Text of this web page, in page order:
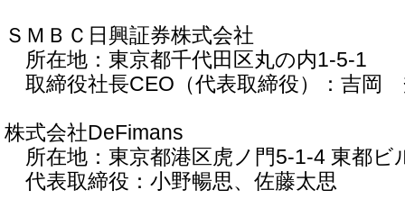
ＳＭＢＣ日興証券株式会社
所在地：東京都千代田区丸の内1-5-1
取締役社長CEO（代表取締役）：吉岡
株式会社DeFimans
所在地：東京都港区虎ノ門5-1-4 東都ビ
代表取締役：小野暢思、佐藤太思